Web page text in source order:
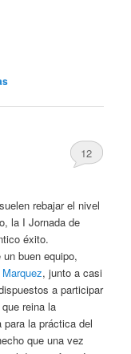
12
rebajar el nivel
la I Jornada de
éxito.
buen equipo,
, junto a casi
a participar
reina la
la práctica del
que una vez